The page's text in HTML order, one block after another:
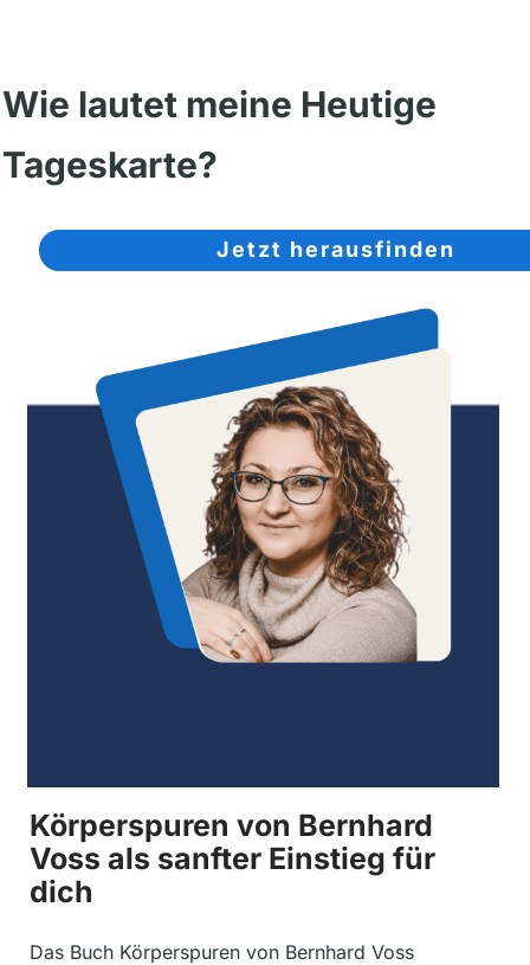
Wie lautet meine Heutige
Tageskarte?
Jetzt herausfinden
Körperspuren von Bernhard
Voss als sanfter Einstieg für
dich
Das Buch Körperspuren von Bernhard Voss